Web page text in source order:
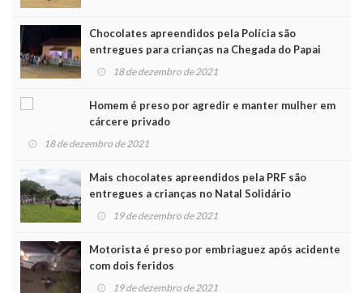
Chocolates apreendidos pela Polícia são
entregues para crianças na Chegada do Papai
Noel 18 de dezembro de 2021
Homem é preso por agredir e manter mulher em
cárcere privado
18 de dezembro de 2021
Mais chocolates apreendidos pela PRF são
entregues a crianças no Natal Solidário
19 de dezembro de 2021
Motorista é preso por embriaguez após acidente
com dois feridos
19 de dezembro de 2021